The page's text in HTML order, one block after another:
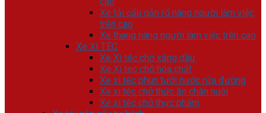
Xe tải cẩu gắn rổ nâng người làm việc
trên cao
Xe thang nâng người làm việc trên cao
Xe XI TÉC
Xe Xi téc chở xăng dầu
Xe Xi tec chở hóa chất
Xe xi téc phun tưới nước rửa đường
Xe xi téc chở thức ăn chăn nuôi
Xe xi téc chở thực phẩm